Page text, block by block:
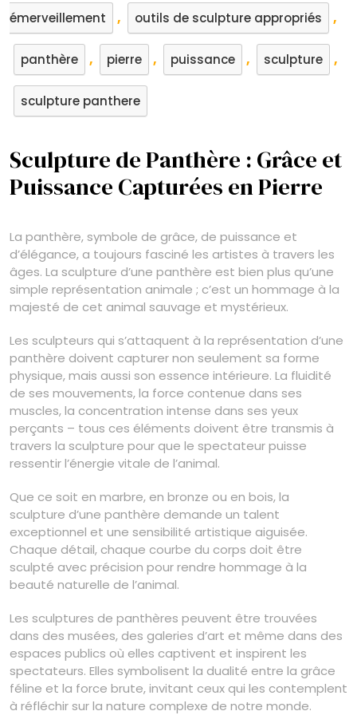
émerveillement , outils de sculpture appropriés ,
panthère , pierre , puissance , sculpture ,
sculpture panthere
Sculpture de Panthère : Grâce et
Puissance Capturées en Pierre
La panthère, symbole de grâce, de puissance et
d’élégance, a toujours fasciné les artistes à travers les
âges. La sculpture d’une panthère est bien plus qu’une
simple représentation animale ; c’est un hommage à la
majesté de cet animal sauvage et mystérieux.
Les sculpteurs qui s’attaquent à la représentation d’une
panthère doivent capturer non seulement sa forme
physique, mais aussi son essence intérieure. La fluidité
de ses mouvements, la force contenue dans ses
muscles, la concentration intense dans ses yeux
perçants – tous ces éléments doivent être transmis à
travers la sculpture pour que le spectateur puisse
ressentir l’énergie vitale de l’animal.
Que ce soit en marbre, en bronze ou en bois, la
sculpture d’une panthère demande un talent
exceptionnel et une sensibilité artistique aiguisée.
Chaque détail, chaque courbe du corps doit être
sculpté avec précision pour rendre hommage à la
beauté naturelle de l’animal.
Les sculptures de panthères peuvent être trouvées
dans des musées, des galeries d’art et même dans des
espaces publics où elles captivent et inspirent les
spectateurs. Elles symbolisent la dualité entre la grâce
féline et la force brute, invitant ceux qui les contemplent
à réfléchir sur la nature complexe de notre monde.